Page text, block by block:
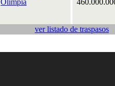
Olimpia
ver listado de traspasos